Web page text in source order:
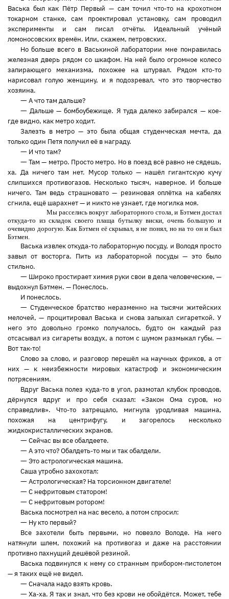
Васька был как Пётр Первый — сам точил что-то на крохотном
токарном станке, сам проектировал установку, сам проводил
эксперименты и сам писал отчёты. Идеальный учёный
ломоносовских времён. Или, скажем, петровских.
Но больше всего в Васькиной лаборатории мне понравилась
железная дверь рядом со шкафом. На ней было огромное колесо
запирающего механизма, похожее на штурвал. Рядом кто-то
нарисовал голую женщину, и я подозревал, что это творчество
хозяина.
— А что там дальше?
— Дальше — бомбоубежище. Я туда далеко забирался — кое-
где видно, как метро ходит.
Залезть в метро — это была общая студенческая мечта, да
только один Петя получил её в награду.
— И что там?
— Там — метро. Просто метро. Но в поезд всё равно не сядешь,
ха. Да ничего там нет. Мусор только — нашёл гигантскую кучу
слипшихся противогазов. Несколько тысяч, наверное. И больше
ничего. Там ведь страшновато — резиновая оплётка на кабелях
сгнила, ещё шарахнет — и никто не узнает, где могилка моя.
Мы расселись вокруг лабораторного стола, и Бэтмен достал
откуда-то из складок своего плаща бутылку виски, очень большую и
очевидно дорогую. Как Бэтмен её скрывал, я не понял, но на то он и был
Бэтмен.
Васька извлек откуда-то лабораторную посуду, и Володя просто
завыл от восторга. Пить из лабораторной посуды — это было
стильно.
— Широко простирает химия руки свои в дела человеческие, —
выдохнул Бэтмен. — Понеслось.
И понеслось.
— Студенческое братство неразменно на тысячи житейских
мелочей, — процитировал Васька и снова запыхал сигареткой. У
него это довольно громко получалось, будто он каждый раз
отсасывал из сигареты воздух, а потом с шумом размыкал губы. —
Вот так-то!
Слово за слово, и разговор перешёл на научных фриков, а от
них — к неизбежности мировых катастроф и экономическим
потрясениям.
Вдруг Васька полез куда-то в угол, размотал клубок проводов,
дёрнулся вдруг и про себя сказал: «Закон Ома суров, но
справедлив». Что-то затрещало, мигнула уродливая машина,
похожая на центрифугу, и загорелось несколько
жидкокристаллических экранов.
— Сейчас вы все обалдеете.
— А это что? Обалдеть-то мы и так обалдели.
— Это астрологическая машина.
Саша утробно захохотал:
— Астрологическая? На торсионном двигателе!
— С нефритовым статором!
— С нефритовым ротором!
Васька посмотрел на нас весело, а потом спросил:
— Ну кто первый?
Все захотели быть первыми, но повезло Володе. На него
натянули шлем, похожий на противогаз и даже на расстоянии
противно пахнущий дешёвой резиной.
Васька подвинулся к нему со странным прибором-пистолетом
— я таких ещё не видел.
— Сначала надо взять кровь.
—Ха-ха. Я так и знал, что без крови не обойдётся. Может, тебе